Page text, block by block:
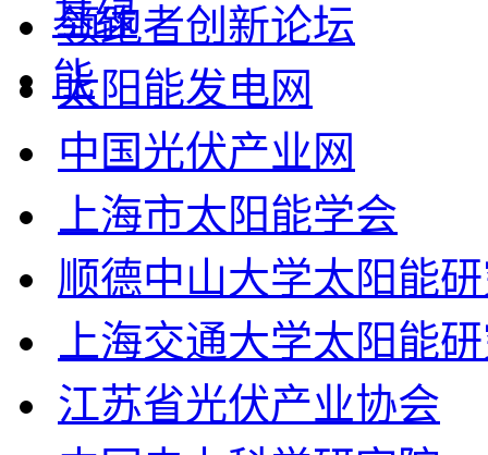
领跑者创新论坛
太阳能发电网
中国光伏产业网
上海市太阳能学会
顺德中山大学太阳能
上海交通大学太阳能
江苏省光伏产业协会